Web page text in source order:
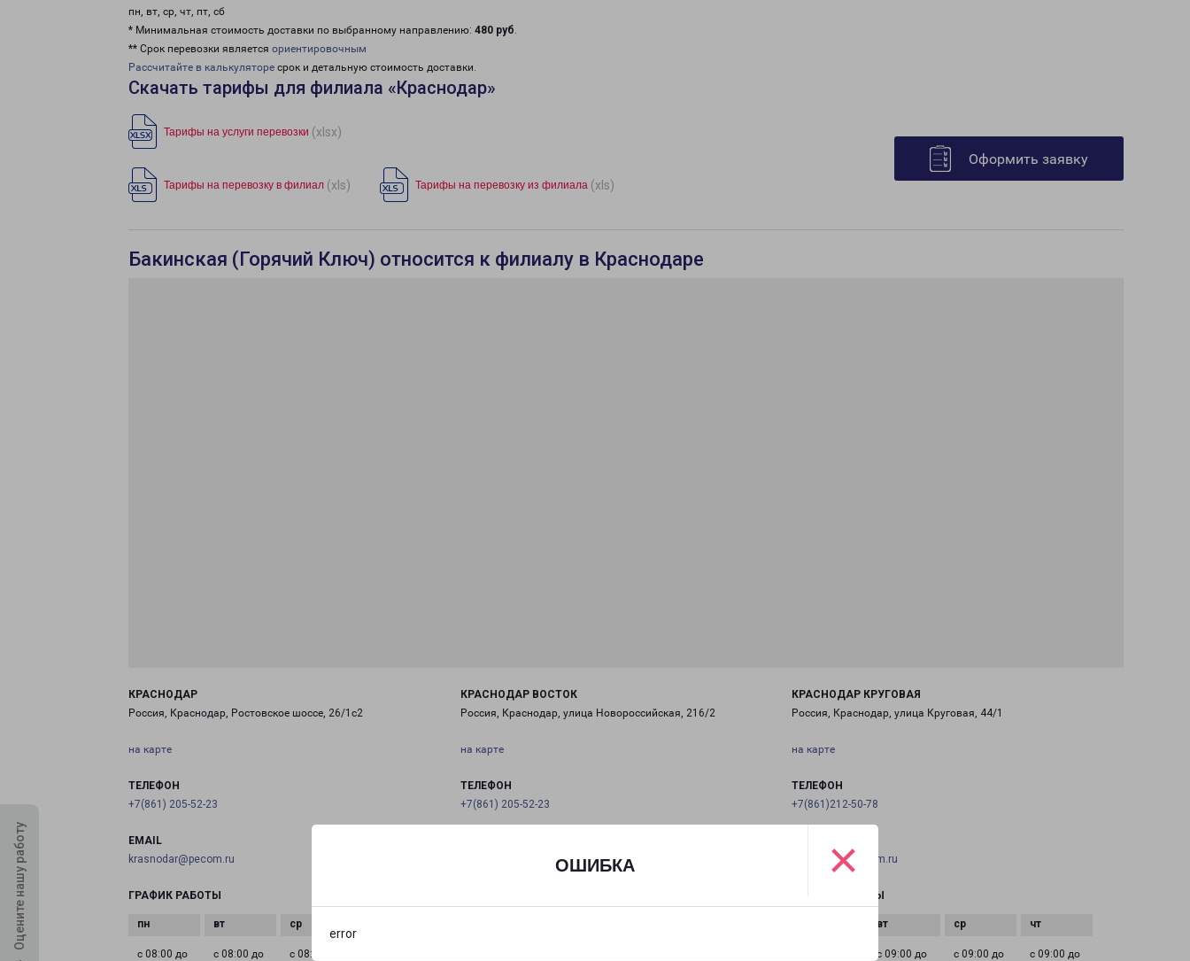
ОШИБКА
error
×
Оцените нашу работу
пн, вт, ср, чт, пт, сб
* Минимальная стоимость доставки по выбранному направлению: 480 руб.
** Срок перевозки является ориентировочным
Рассчитайте в калькуляторе срок и детальную стоимость доставки.
Скачать тарифы для филиала «Краснодар»
Тарифы на услуги перевозки (xlsx)
Тарифы на перевозку в филиал (xls) Тарифы на перевозку из филиала (xls)
Оформить заявку
Бакинская (Горячий Ключ) относится к филиалу в Краснодаре
КРАСНОДАР
Россия, Краснодар, Ростовское шоссе, 26/1с2
на карте
ТЕЛЕФОН
+7(861) 205-52-23
EMAIL
krasnodar@pecom.ru
ГРАФИК РАБОТЫ
с 08:00 до
с 08:00 до
с 08:00 до
КРАСНОДАР ВОСТОК
Россия, Краснодар, улица Новороссийская, 216/2
на карте
ТЕЛЕФОН
+7(861) 205-52-23
krasnodar@pecom.ru
КРАСНОДАР КРУГОВАЯ
Россия, Краснодар, улица Круговая, 44/1
на карте
ТЕЛЕФОН
+7(861)212-50-78
krasnodar@pecom.ru
ГРАФИК РАБОТЫ
с 09:00 до
с 09:00 до
с 09:00 до